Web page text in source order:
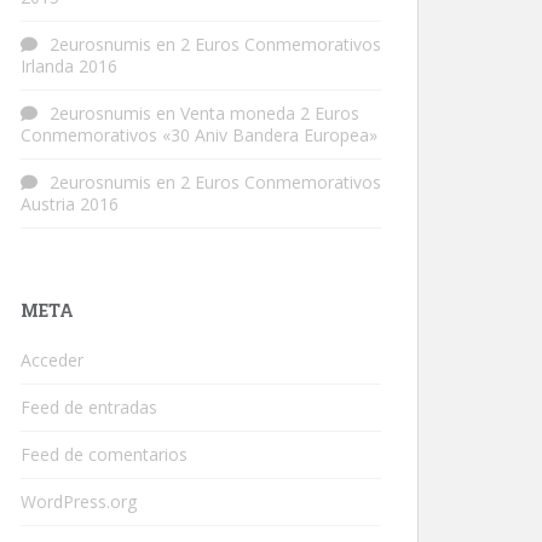
2eurosnumis en 2 Euros Conmemorativos
Irlanda 2016
2eurosnumis en Venta moneda 2 Euros
Conmemorativos «30 Aniv Bandera Europea»
2eurosnumis en 2 Euros Conmemorativos
Austria 2016
META
Acceder
Feed de entradas
Feed de comentarios
WordPress.org